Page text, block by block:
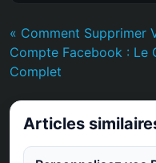
« Comment Supprimer
Compte Facebook : Le
Complet
Articles